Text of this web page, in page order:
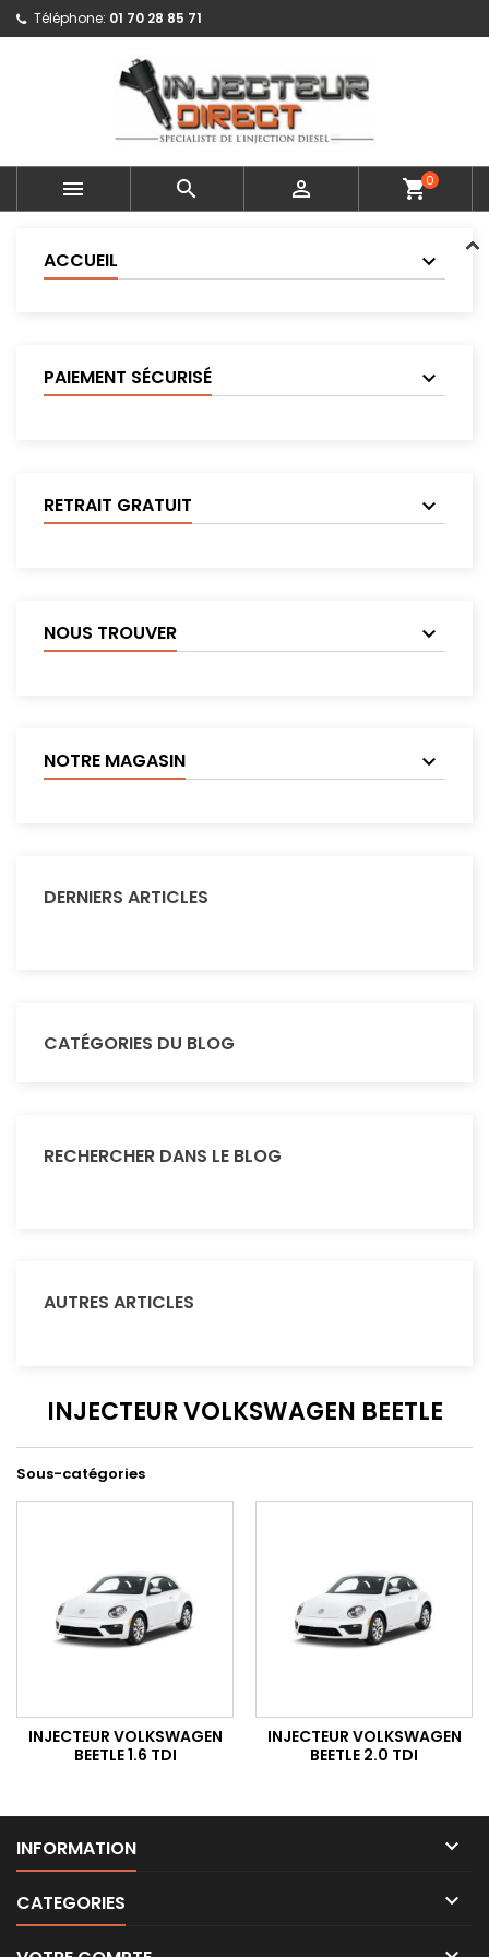
Téléphone: 01 70 28 85 71
   shopping_cart0
ACCUEIL
PAIEMENT SÉCURISÉ
RETRAIT GRATUIT
NOUS TROUVER
NOTRE MAGASIN
DERNIERS ARTICLES
CATÉGORIES DU BLOG
RECHERCHER DANS LE BLOG
AUTRES ARTICLES
INJECTEUR VOLKSWAGEN BEETLE
Sous-catégories
INJECTEUR VOLKSWAGEN
BEETLE 1.6 TDI
INJECTEUR VOLKSWAGEN
BEETLE 2.0 TDI
INFORMATION 
CATEGORIES 